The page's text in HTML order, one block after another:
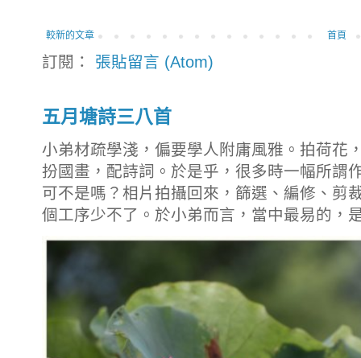
較新的文章 首頁
訂閱： 張貼留言 (Atom)
五月塘詩三八首
小弟材疏學淺，偏要學人附庸風雅。拍荷花
扮國畫，配詩詞。於是乎，很多時一幅所謂
可不是嗎？相片拍攝回來，篩選、編修、剪
個工序少不了。於小弟而言，當中最易的，